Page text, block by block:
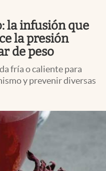
la infusión que
la presión
de peso
fría o caliente para
y prevenir diversas